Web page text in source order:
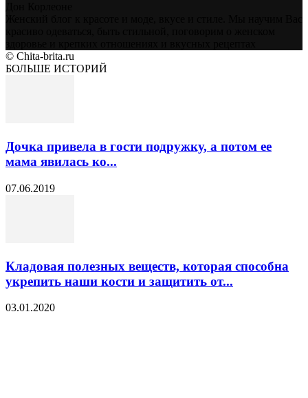
© Chita-brita.ru
БОЛЬШЕ ИСТОРИЙ
Дочка привела в гости подружку, а потом ее
мама явилась ко...
07.06.2019
Кладовая полезных веществ, которая способна
укрепить наши кости и защитить от...
03.01.2020